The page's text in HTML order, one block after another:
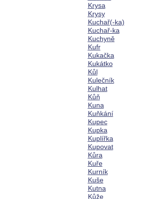
Krysa
Krysy
Kuchař(-ka)
Kuchař-ka
Kuchyně
Kufr
Kukačka
Kukátko
Kůl
Kulečník
Kulhat
Kůň
Kuna
Kuňkání
Kupec
Kupka
Kuplířka
Kupovat
Kůra
Kuře
Kurník
Kuše
Kutna
Kůže